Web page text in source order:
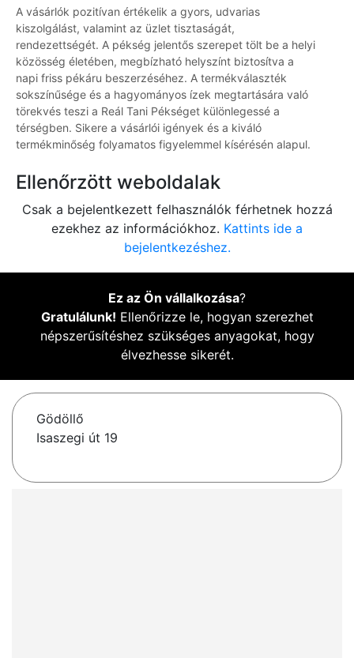
A vásárlók pozitívan értékelik a gyors, udvarias
kiszolgálást, valamint az üzlet tisztaságát,
rendezettségét. A pékség jelentős szerepet tölt be a helyi
közösség életében, megbízható helyszínt biztosítva a
napi friss pékáru beszerzéséhez. A termékválaszték
sokszínűsége és a hagyományos ízek megtartására való
törekvés teszi a Reál Tani Pékséget különlegessé a
térségben. Sikere a vásárlói igények és a kiváló
termékminőség folyamatos figyelemmel kísérésén alapul.
Ellenőrzött weboldalak
Csak a bejelentkezett felhasználók férhetnek hozzá
ezekhez az információkhoz. Kattints ide a
bejelentkezéshez.
Ez az Ön vállalkozása?
Gratulálunk! Ellenőrizze le, hogyan szerezhet
népszerűsítéshez szükséges anyagokat, hogy
élvezhesse sikerét.
Gödöllő
Isaszegi út 19